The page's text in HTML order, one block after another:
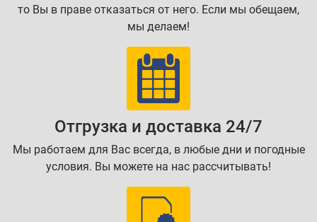
то Вы в праве отказаться от него. Если мы обещаем,
мы делаем!
Отгрузка и доставка 24/7
Мы работаем для Вас всегда, в любые дни и погодные
условия. Вы можете на нас рассчитывать!